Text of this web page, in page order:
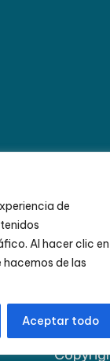
de
Al hacer clic en
de las
Aceptar todo
Paisajes increíbles
Cristóbal